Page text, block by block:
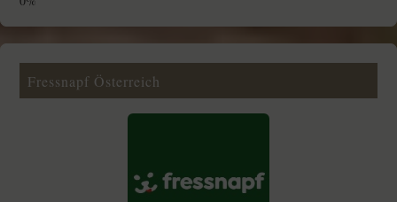
Fressnapf Österreich